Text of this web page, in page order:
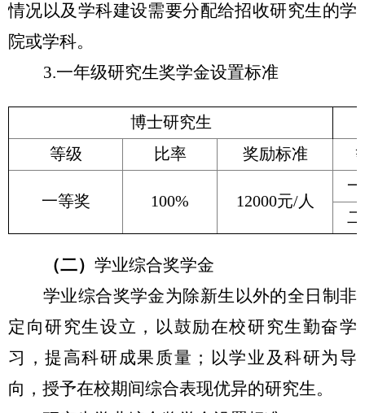
情况以及学科建设需要分配给招收研究生的学
院或学科。
3.一年级研究生奖学金设置标准
博士研究生
等级
比率 奖励标准
一等奖 100% 12000元/人
（二） 学业综合奖学金
学业综合奖学金为除新生以外的全日制非
定向研究生设立，以鼓励在校研究生勤奋学
习，提高科研成果质量；以学业及科研为导
向，授予在校期间综合表现优异的研究生。